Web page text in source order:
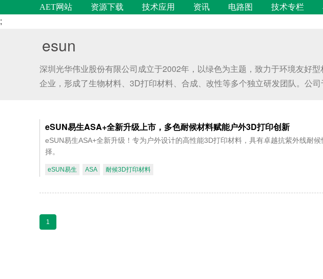
AET网站 资源下载 技术应用 资讯 电路图 技术专栏
;
esun
深圳光华伟业股份有限公司成立于2002年，以绿色为主题，致力于环境友好
企业，形成了生物材料、3D打印材料、合成、改性等多个独立研发团队。公
eSUN易生ASA+全新升级上市，多色耐候材料赋能户外3D打印创新
eSUN易生ASA+全新升级！专为户外设计的高性能3D打印材料，具有卓越抗紫外线耐
择。
eSUN易生 ASA 耐候3D打印材料
1